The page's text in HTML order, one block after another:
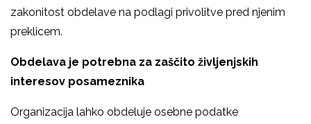
zakonitost obdelave na podlagi privolitve pred njenim
preklicem.
Obdelava je potrebna za zaščito življenjskih
interesov posameznika
Organizacija lahko obdeluje osebne podatke